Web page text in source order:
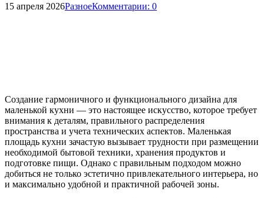
15 апреля 2026РазноеКомментарии: 0
Создание гармоничного и функционального дизайна для
маленькой кухни — это настоящее искусство, которое требует
внимания к деталям, правильного распределения
пространства и учета технических аспектов. Маленькая
площадь кухни зачастую вызывает трудности при размещении
необходимой бытовой техники, хранения продуктов и
подготовке пищи. Однако с правильным подходом можно
добиться не только эстетично привлекательного интерьера, но
и максимально удобной и практичной рабочей зоны.